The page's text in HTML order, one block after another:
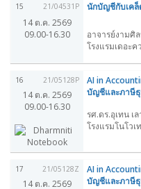
15 21/04531P
14 ต.ค. 2569
09.00-16.30
นักบัญชีกับเคล็
อาจารย์งามศิ
โรงแรมเดอะค
16 21/05128P
14 ต.ค. 2569
09.00-16.30
AI in
บัญชีและภาษีธุ
รศ.ดร.อุเทน เ
โรงแรมโนโวเ
17 21/05128Z
14 ต.ค. 2569
AI in
บัญชีและภาษีธุ